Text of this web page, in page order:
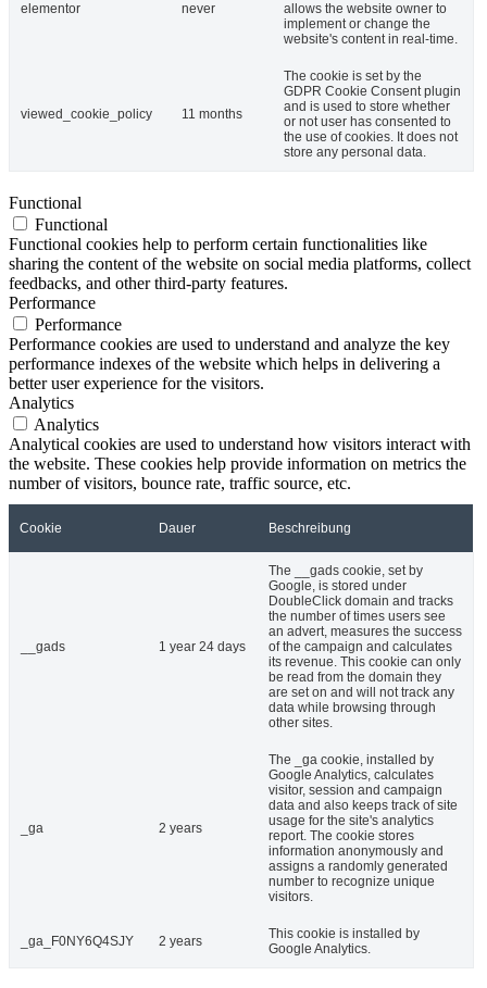
elementor never
allows the website owner to
implement or change the
website's content in real-time.
viewed_cookie_policy 11 months
The cookie is set by the
GDPR Cookie Consent plugin
and is used to store whether
or not user has consented to
the use of cookies. It does not
store any personal data.
Functional
Functional
Functional cookies help to perform certain functionalities like
sharing the content of the website on social media platforms, collect
feedbacks, and other third-party features.
Performance
Performance
Performance cookies are used to understand and analyze the key
performance indexes of the website which helps in delivering a
better user experience for the visitors.
Analytics
Analytics
Analytical cookies are used to understand how visitors interact with
the website. These cookies help provide information on metrics the
number of visitors, bounce rate, traffic source, etc.
Cookie Dauer Beschreibung
__gads 1 year 24 days
The __gads cookie, set by
Google, is stored under
DoubleClick domain and tracks
the number of times users see
an advert, measures the success
of the campaign and calculates
its revenue. This cookie can only
be read from the domain they
are set on and will not track any
data while browsing through
other sites.
_ga 2 years
The _ga cookie, installed by
Google Analytics, calculates
visitor, session and campaign
data and also keeps track of site
usage for the site's analytics
report. The cookie stores
information anonymously and
assigns a randomly generated
number to recognize unique
visitors.
_ga_F0NY6Q4SJY 2 years
This cookie is installed by
Google Analytics.